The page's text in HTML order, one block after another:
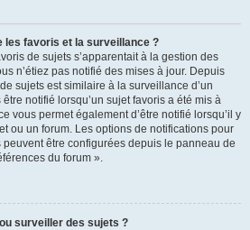
les favoris et la surveillance ?
de sujets s’apparentait à la gestion des
n’étiez pas notifié des mises à jour. Depuis
sujets est similaire à la surveillance d’un
notifié lorsqu’un sujet favoris a été mis à
vous permet également d’être notifié lorsqu’il y
ou un forum. Les options de notifications pour
peuvent être configurées depuis le panneau de
du forum ».
surveiller des sujets ?